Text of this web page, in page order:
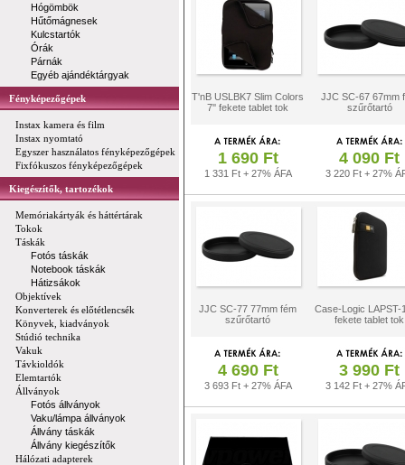
Hógömbök
Hűtőmágnesek
Kulcstartók
Órák
Párnák
Egyéb ajándéktárgyak
Fényképezőgépek
Instax kamera és film
Instax nyomtató
Egyszer használatos fényképezőgépek
Fixfókuszos fényképezőgépek
Kiegészítők, tartozékok
Memóriakártyák és háttértárak
Tokok
Táskák
Fotós táskák
Notebook táskák
Hátizsákok
Objektívek
Konverterek és előtétlencsék
Könyvek, kiadványok
Stúdió technika
Vakuk
Távkioldók
Elemtartók
Állványok
Fotós állványok
Vaku/lámpa állványok
Állvány táskák
Állvány kiegészítők
Hálózati adapterek
T'nB USLBK7 Slim Colors
7'' fekete tablet tok
JJC SC-67 67mm
szűrőtartó
1 690 Ft
1 331 Ft + 27% ÁFA
4 090 Ft
3 220 Ft + 27%
JJC SC-77 77mm fém
szűrőtartó
Case-Logic LAPST-
fekete tablet tok
4 690 Ft
3 693 Ft + 27% ÁFA
3 990 Ft
3 142 Ft + 27%